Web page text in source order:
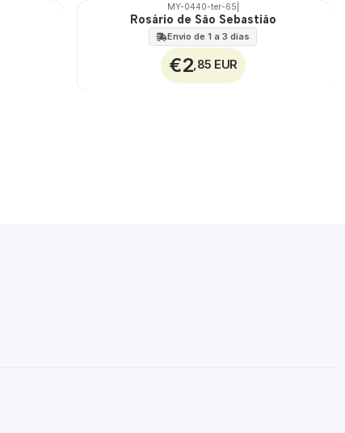
MY-0440-ter-65
Rosário de São Sebastião
Envio de 1 a 3 dias
€2 ,85 EUR